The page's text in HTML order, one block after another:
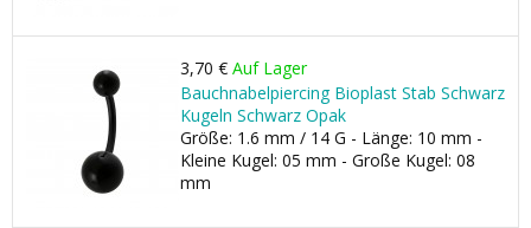
3,70 € Auf Lager
Bauchnabelpiercing Bioplast Stab Schwarz
Kugeln Schwarz Opak
Größe: 1.6 mm / 14 G - Länge: 10 mm -
Kleine Kugel: 05 mm - Große Kugel: 08
mm